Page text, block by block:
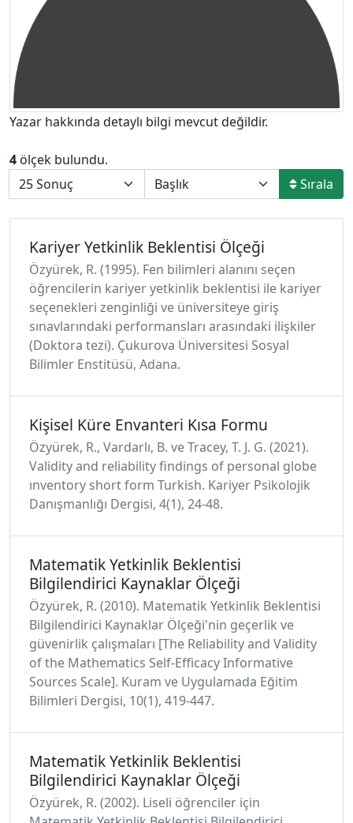
Yazar hakkında detaylı bilgi mevcut değildir.
4 ölçek bulundu.
Sırala
Kariyer Yetkinlik Beklentisi Ölçeği
Özyürek, R. (1995). Fen bilimleri alanını seçen
öğrencilerin kariyer yetkinlik beklentisi ile kariyer
seçenekleri zenginliği ve üniversiteye giriş
sınavlarındaki performansları arasındaki ilişkiler
(Doktora tezi). Çukurova Üniversitesi Sosyal
Bilimler Enstitüsü, Adana.
Kişisel Küre Envanteri Kısa Formu
Özyürek, R., Vardarlı, B. ve Tracey, T. J. G. (2021).
Validity and reliability findings of personal globe
ınventory short form Turkish. Kariyer Psikolojik
Danışmanlığı Dergisi, 4(1), 24-48.
Matematik Yetkinlik Beklentisi
Bilgilendirici Kaynaklar Ölçeği
Özyürek, R. (2010). Matematik Yetkinlik Beklentisi
Bilgilendirici Kaynaklar Ölçeği'nin geçerlik ve
güvenirlik çalışmaları [The Reliability and Validity
of the Mathematics Self-Efficacy Informative
Sources Scale]. Kuram ve Uygulamada Eğitim
Bilimleri Dergisi, 10(1), 419-447.
Matematik Yetkinlik Beklentisi
Bilgilendirici Kaynaklar Ölçeği
Özyürek, R. (2002). Liseli öğrenciler için